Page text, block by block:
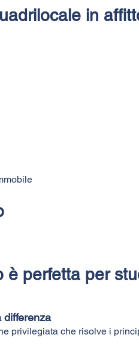
in
è perfetta per
differenza
privilegiata che risolve i